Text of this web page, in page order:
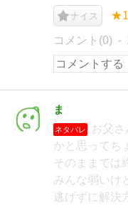
ナイス
コメント(0)
ま
ネタバレ
お父
かと思ってち
そのままでは
みんな弱いけ
逃げずに解決